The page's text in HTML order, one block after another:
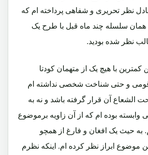
تبادل نظر تحریری و شفاهی پرداخته ام که
همان سلسله چند ماه قبل با طرح یک
نظر شده بودید.
کمترین با هیچ یک از متهمان کودتا
قومی و حتی شناخت شخصی نداشته ام
الشعاع آن قرار گرفته باشد و نه به
وابسته بوده ام که از آن زاویه برموضوع
به حیث یک افغان و فارغ از همچو
موضوع ابراز نظر کرده ام. اینکه نظرم